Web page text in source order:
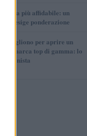
usata più affidabile: un
che esige ponderazione
ci vogliono per aprire un
multimarca top di gamma: lo